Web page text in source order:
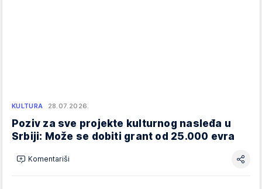
KULTURA 28.07.2026.
Poziv za sve projekte kulturnog nasleđa u
Srbiji: Može se dobiti grant od 25.000 evra
Komentariši